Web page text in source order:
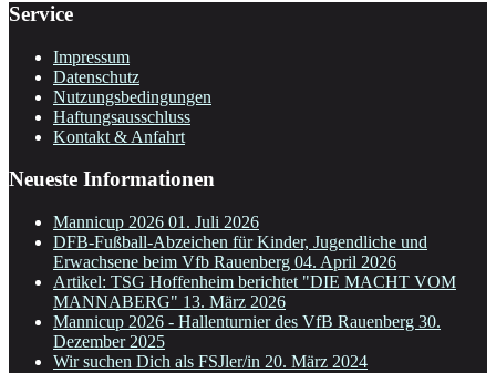
Service
Impressum
Datenschutz
Nutzungsbedingungen
Haftungsausschluss
Kontakt & Anfahrt
Neueste Informationen
Mannicup 2026 01. Juli 2026
DFB-Fußball-Abzeichen für Kinder, Jugendliche und
Erwachsene beim Vfb Rauenberg 04. April 2026
Artikel: TSG Hoffenheim berichtet "DIE MACHT VOM
MANNABERG" 13. März 2026
Mannicup 2026 - Hallenturnier des VfB Rauenberg 30.
Dezember 2025
Wir suchen Dich als FSJler/in 20. März 2024